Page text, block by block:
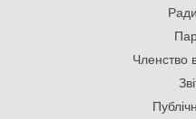
Членство